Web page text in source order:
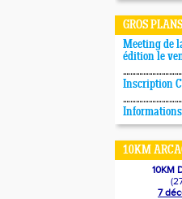
GROS PLANS
Meeting de
édition le
Inscription
10KM
10KM
7